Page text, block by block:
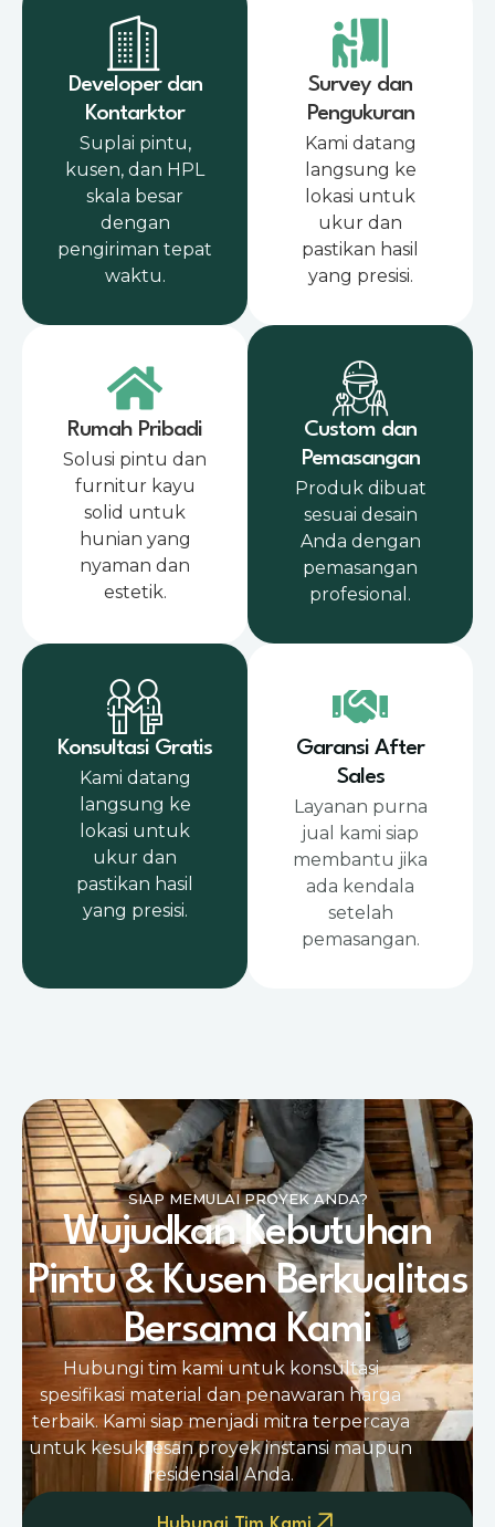
Developer dan
Kontarktor
Suplai pintu,
kusen, dan HPL
skala besar
dengan
pengiriman tepat
waktu.
Survey dan
Pengukuran
Kami datang
langsung ke
lokasi untuk
ukur dan
pastikan hasil
yang presisi.
Rumah Pribadi
Solusi pintu dan
furnitur kayu
solid untuk
hunian yang
nyaman dan
estetik.
Custom dan
Pemasangan
Produk dibuat
sesuai desain
Anda dengan
pemasangan
profesional.
Konsultasi Gratis
Kami datang
langsung ke
lokasi untuk
ukur dan
pastikan hasil
yang presisi.
Garansi After
Sales
Layanan purna
jual kami siap
membantu jika
ada kendala
setelah
pemasangan.
SIAP MEMULAI PROYEK ANDA?
Wujudkan Kebutuhan
Pintu & Kusen Berkualitas
Bersama Kami
Hubungi tim kami untuk konsultasi
spesifikasi material dan penawaran harga
terbaik. Kami siap menjadi mitra terpercaya
untuk kesuksesan proyek instansi maupun
residensial Anda.